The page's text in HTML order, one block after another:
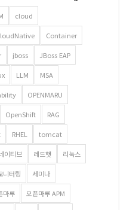
cloud
Container
jboss JBoss EAP
LLM MSA
OPENMARU
OpenShift RAG
RHEL tomcat
이티브 레드햇 리눅스
니터링 세미나
마루 오픈마루 APM